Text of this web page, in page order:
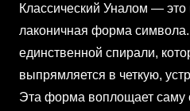
Классический Уналом —
лаконичная форма символа.
единственной спирали,
выпрямляется в четкую,
Эта форма воплощает саму